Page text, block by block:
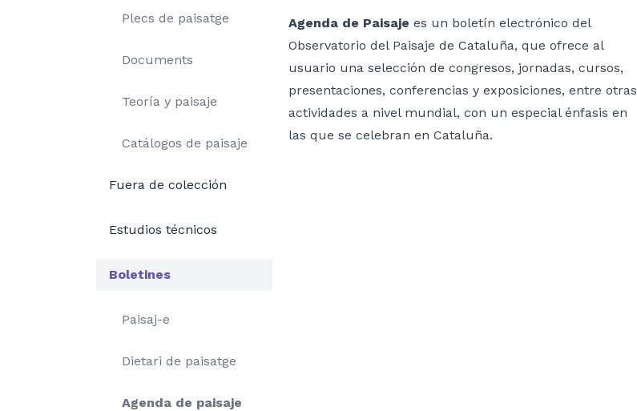
Plecs de paisatge
Documents
Teoría y paisaje
Catálogos de paisaje
Fuera de colección
Estudios técnicos
Boletines
Paisaj-e
Dietari de paisatge
Agenda de paisaje
Agenda de Paisaje es un boletín electrónico del
Observatorio del Paisaje de Cataluña, que ofrece al
usuario una selección de congresos, jornadas, cursos,
presentaciones, conferencias y exposiciones, entre otras
actividades a nivel mundial, con un especial énfasis en
las que se celebran en Cataluña.